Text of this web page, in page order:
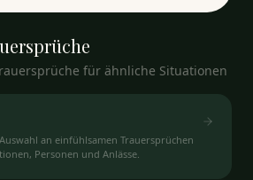
für ähnliche Situationen
an einfühlsamen Trauersprüchen
Personen und Anlässe.